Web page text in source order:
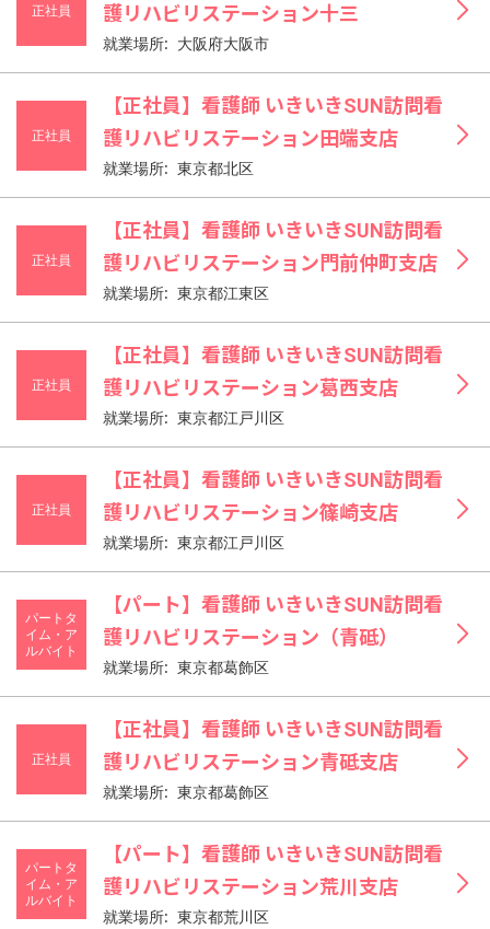
正社員
護リハビリステーション十三
就業場所: 大阪府大阪市
正社員
【正社員】看護師 いきいきSUN訪問看
護リハビリステーション田端支店
就業場所: 東京都北区
正社員
【正社員】看護師 いきいきSUN訪問看
護リハビリステーション門前仲町支店
就業場所: 東京都江東区
正社員
【正社員】看護師 いきいきSUN訪問看
護リハビリステーション葛西支店
就業場所: 東京都江戸川区
正社員
【正社員】看護師 いきいきSUN訪問看
護リハビリステーション篠崎支店
就業場所: 東京都江戸川区
パートタ
イム・ア
ルバイト
【パート】看護師 いきいきSUN訪問看
護リハビリステーション（青砥）
就業場所: 東京都葛飾区
正社員
【正社員】看護師 いきいきSUN訪問看
護リハビリステーション青砥支店
就業場所: 東京都葛飾区
パートタ
イム・ア
ルバイト
【パート】看護師 いきいきSUN訪問看
護リハビリステーション荒川支店
就業場所: 東京都荒川区